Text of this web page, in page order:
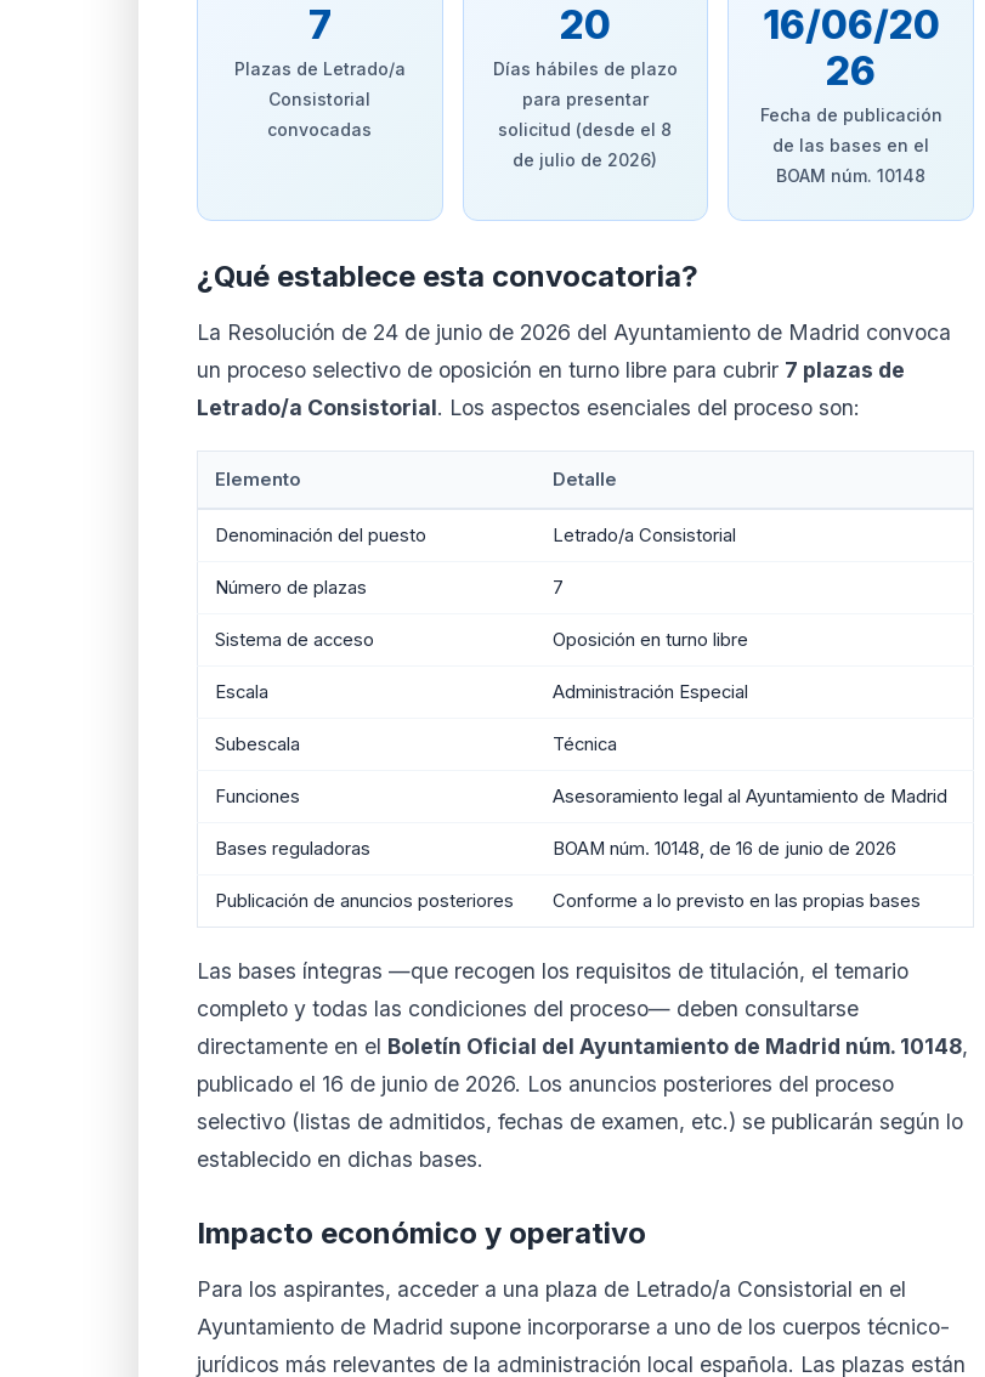
7
Plazas de Letrado/a
Consistorial
convocadas
20
Días hábiles de plazo
para presentar
solicitud (desde el 8
de julio de 2026)
16/06/20
26
Fecha de publicación
de las bases en el
BOAM núm. 10148
¿Qué establece esta convocatoria?
La Resolución de 24 de junio de 2026 del Ayuntamiento de Madrid convoca
un proceso selectivo de oposición en turno libre para cubrir 7 plazas de
Letrado/a Consistorial. Los aspectos esenciales del proceso son:
Elemento Detalle
Denominación del puesto Letrado/a Consistorial
Número de plazas 7
Sistema de acceso Oposición en turno libre
Escala Administración Especial
Subescala Técnica
Funciones Asesoramiento legal al Ayuntamiento de Madrid
Bases reguladoras BOAM núm. 10148, de 16 de junio de 2026
Publicación de anuncios posteriores Conforme a lo previsto en las propias bases
Las bases íntegras —que recogen los requisitos de titulación, el temario
completo y todas las condiciones del proceso— deben consultarse
directamente en el Boletín Oficial del Ayuntamiento de Madrid núm. 10148,
publicado el 16 de junio de 2026. Los anuncios posteriores del proceso
selectivo (listas de admitidos, fechas de examen, etc.) se publicarán según lo
establecido en dichas bases.
Impacto económico y operativo
Para los aspirantes, acceder a una plaza de Letrado/a Consistorial en el
Ayuntamiento de Madrid supone incorporarse a uno de los cuerpos técnico-
jurídicos más relevantes de la administración local española. Las plazas están